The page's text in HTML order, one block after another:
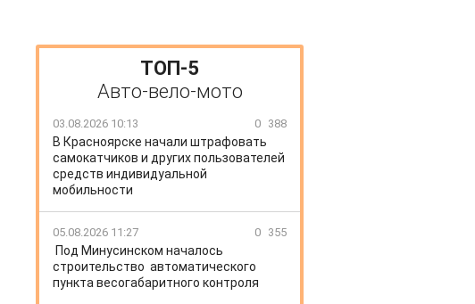
ТОП-5
Авто-вело-мото
03.08.2026 10:13 0 388
В Красноярске начали штрафовать
самокатчиков и других пользователей
средств индивидуальной
мобильности
05.08.2026 11:27 0 355
Под Минусинском началось
строительство автоматического
пункта весогабаритного контроля